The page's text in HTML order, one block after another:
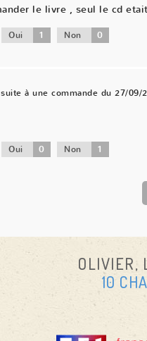
le livre , seul le cd
Oui 1 Non 0
suite à une commande du 27/09/
Oui 0 Non 1
OLIVIER,
10